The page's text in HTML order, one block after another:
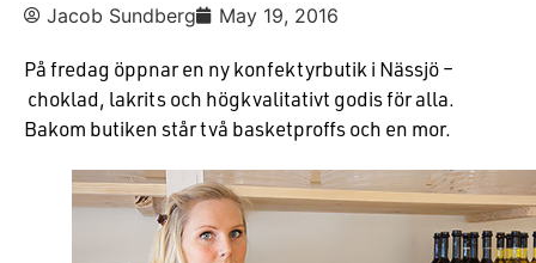
Jacob Sundberg May 19, 2016
På fredag öppnar en ny konfektyrbutik i Nässjö –
choklad, lakrits och högkvalitativt godis för alla.
Bakom butiken står två basketproffs och en mor.